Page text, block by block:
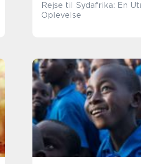
Rejse til Sydafrika: En
Oplevelse